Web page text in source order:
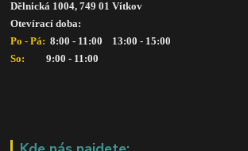
Dělnická 1004, 749 01 Vítkov
Otevírací doba:
Po - Pá: 8:00 - 11:00    13:00 - 15:00
So:
      9:00 - 11:00